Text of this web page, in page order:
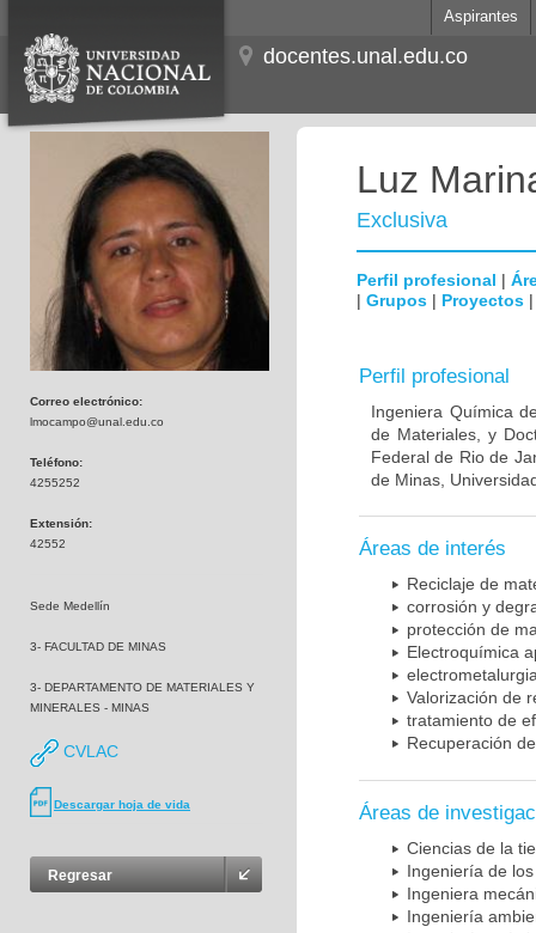
Aspirantes
docentes.unal.edu.co
Correo electrónico:
lmocampo@unal.edu.co
Teléfono:
4255252
Extensión:
42552
Sede Medellín
3- FACULTAD DE MINAS
3- DEPARTAMENTO DE MATERIALES Y
MINERALES - MINAS
CVLAC
Descargar hoja de vida
Regresar
Luz
Exclusiva
Perfil profesional |
| Grupos | Proyectos
Perfil profesional
Ingeniera Química
de Materiales, y
Federal de Rio de
de Minas,
Áreas de interés
Reciclaje de
corrosión y
protección de
Electroquímica
Valorización de
tratamiento de
Recuperación
Áreas de
Ciencias de la
Ingeniería de
Ingeniera
Ingeniería